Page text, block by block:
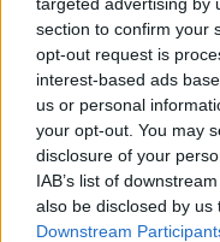
section to confirm your
opt-out request is
interest-based ads
us or personal
your opt-out. You may
disclosure of your
IAB’s list of
also be disclosed by
Downstream
az egy nappal korábbi
szerepelt. Ez volt a
statisztika a nagy-
kezdete óta, és
okozta Covid-19
Olaszország és
legmagasabb...